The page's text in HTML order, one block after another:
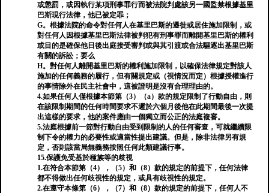
或懲罰，或因執行某項刑事罪行而被法院判處該另一國監禁根據基里
巴斯現行法律，他已被定罪；
G。根據法院的命令對任何人在基里巴斯的遷徙或居住施加限制，或
對任何人因根據基里巴斯法律被判犯有刑事罪而離開基里巴斯的權利
或目的是確保他日後出庭接受審判或與其引渡或合法驅逐出基里巴斯
有關的訴訟；要么
H。對任何人離開基里巴斯的權利施加限制，以確保法律規定對該人
施加的任何義務的履行，但有關規定或（視情況而定）根據授權進行
的事情除外在民主社會中，這被證明是沒有合理理由的。
4.如果任何人僅根據本節第（3）（a）款的規定限制了行動自由，則
在該限制期間的任何時間要求不遲於六個月後他在此期間最後一次提
出這樣的要求，他的案件應由一個獨立而公正的法庭複審。
5.法庭根據前一節對行動自由受到限制的人的任何審查，可就繼續限
制下令的權力的必要性或適當性提出建議。但是，除非法律另有規
定，否則該當局無義務按照任何此類建議行事。
15.保護免受基於種族等的歧視
1.在符合本節第（4），（5）和（8）款的規定的前提下，任何法律
都不得做出任何歧視性的規定，或具有歧視性的規定。
2.在遵守本條第（6），（7）和（8）款的規定的前提下，任何人不